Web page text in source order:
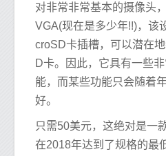
对非常非常基本的摄像头
VGA(现在是多少年!!)，该
croSD卡插槽，可以潜在
D卡。因此，它具有一些
能，而某些功能只会随着
好。
只需50美元，这绝对是一
在2018年达到了规格的最